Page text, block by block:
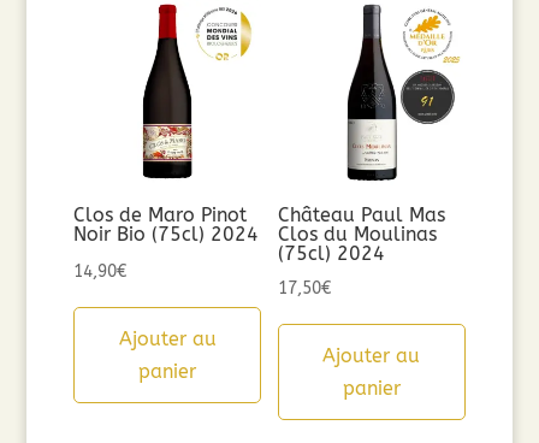
Clos de Maro Pinot
Noir Bio (75cl) 2024
14,90€
Ajouter au
panier
Château Paul Mas
Clos du Moulinas
(75cl) 2024
17,50€
Ajouter au
panier